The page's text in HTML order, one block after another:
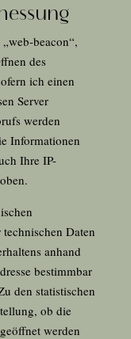
beacon“,
des
ich einen
Server
werden
Informationen
Ihre IP-
Daten
anhand
bestimmbar
den statistischen
ob die
werden